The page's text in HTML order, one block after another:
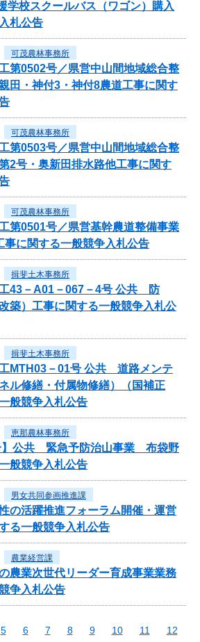
学校スクールバス（ワゴン）購入
札公告
可茂農林事務所
第0502号／県営中山間地域総合整
田・神付3・神付8農道工事に関す
可茂農林事務所
第0503号／県営中山間地域総合整
2号・奥新田排水路他工事に関す
可茂農林事務所
第0501号／県営基幹農道整備事業
事に関する一般競争入札公告
揖斐土木事務所
工43－A01－067－4号 公共 防
築）工事に関する一般競争入札公
揖斐土木事務所
工MTH03－01号 公共 道路メンテ
ル修繕・付属物修繕）（国補正
般競争入札公告
恵那農林事務所
】公共 緊急予防治山事業 布袋野
般競争入札公告
男女共同参画推進課
の活躍推進フォーラム開催・運営
る一般競争入札公告
農業経営課
農業次世代リーダー育成事業業務
争入札公告
5 6 7 8 9 10 11
12